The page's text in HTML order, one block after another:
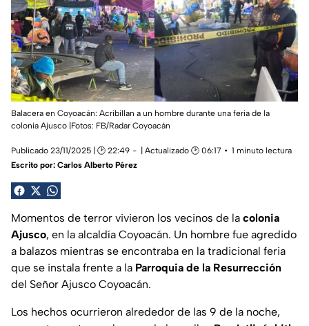
Balacera en Coyoacán: Acribillan a un hombre durante una feria de la
colonia Ajusco | Fotos: FB/Radar Coyoacán
Publicado 23/11/2025 | 🕑 22:49 | Actualizado 🕑 06:17
1 minuto lectura
Escrito por: Carlos Alberto Pérez
Momentos de terror vivieron los vecinos de la colonia
Ajusco, en la alcaldía Coyoacán. Un hombre fue agredido
a balazos mientras se encontraba en la tradicional feria
que se instala frente a la Parroquia de la Resurrección
del Señor Ajusco Coyoacán.
Los hechos ocurrieron alrededor de las 9 de la noche,